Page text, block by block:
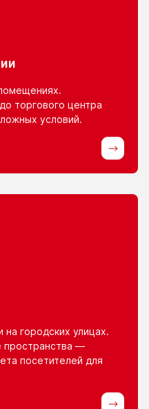
до торгового центра
условий.
на городских улицах.
—
посетителей для